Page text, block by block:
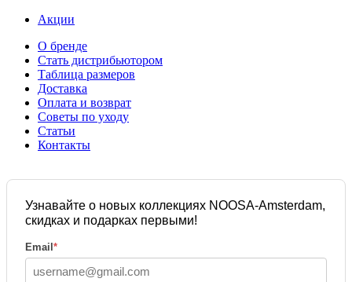
Акции
О бренде
Стать дистрибьютором
Таблица размеров
Доставка
Оплата и возврат
Советы по уходу
Статьи
Контакты
Узнавайте о новых коллекциях NOOSA-Amsterdam,
скидках и подарках первыми!
Email *